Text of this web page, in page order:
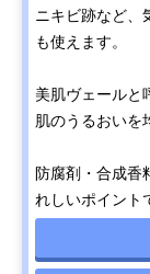
ニキビ跡など、
も使えます。
美肌ヴェールと
肌のうるおいを
防腐剤・合成香
れしいポイント